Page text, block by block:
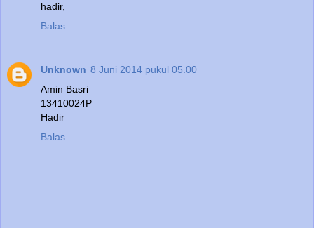
hadir,
Balas
Unknown 8 Juni 2014 pukul 05.00
Amin Basri
13410024P
Hadir
Balas